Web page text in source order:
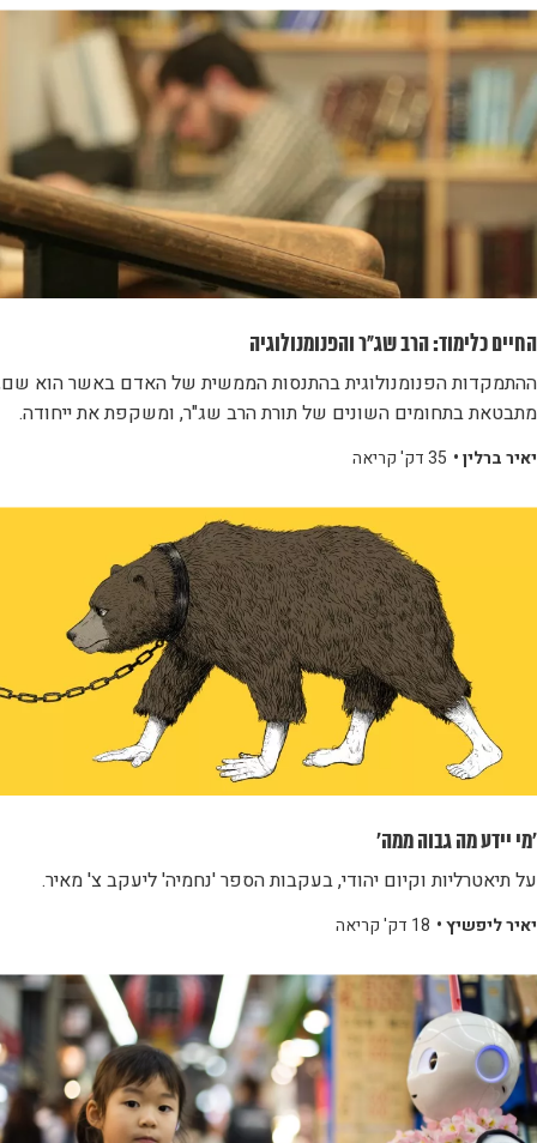
החיים כלימוד: הרב שג"ר והפנומנולוגיה
יאיר ברלין • 35 דק' קריאה
ההתמקדות הפנומנולוגית בהתנסות הממשית של האדם באשר הוא
מתבטאת בתחומים השונים של תורת הרב שג"ר, ומשקפת את ייחודה.
'מי יידע מה גבוה ממה'
יאיר ליפשיץ • 18 דק' קריאה
על תיאטרליות וקיום יהודי, בעקבות הספר 'נחמיה' ליעקב צ' מאיר.